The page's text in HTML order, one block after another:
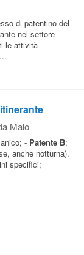
di patentino del
nel settore
le attività
Malo
- Patente B;
anche notturna).
specifici;